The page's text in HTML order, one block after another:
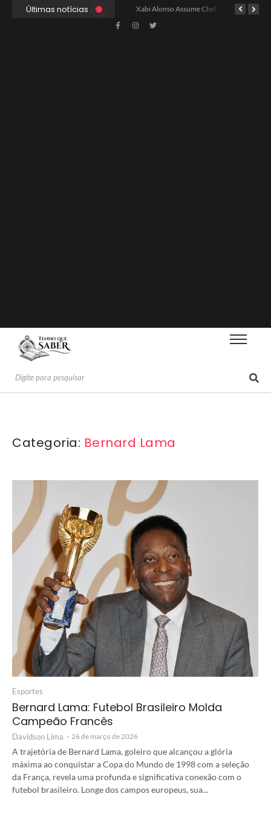
Últimas notícias Xabi Alonso Assume Chelsea: Nova Estratégia Gerencial e Contrato Até 2030
Categoria: Bernard Lama
Esportes
Bernard Lama: Futebol Brasileiro Molda
Campeão Francês
Davidson Lima - 26 de março de 2026
A trajetória de Bernard Lama, goleiro que alcançou a glória
máxima ao conquistar a Copa do Mundo de 1998 com a seleção
da França, revela uma profunda e significativa conexão com o
futebol brasileiro. Longe dos campos europeus, sua...